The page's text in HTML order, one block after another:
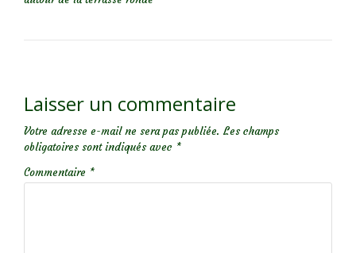
Laisser un commentaire
Votre adresse e-mail ne sera pas publiée. Les champs
obligatoires sont indiqués avec *
Commentaire *